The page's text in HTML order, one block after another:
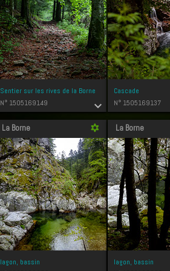
expand_more
Sentier sur les rives de la Borne
N° 1505169149
Cascade
N° 1505169137
filter_vintage
La Borne
lagon, bassin
La Borne
lagon, bassin